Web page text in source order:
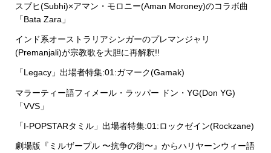
スブヒ(Subhi)×アマン・モロニー(Aman Moroney)のコラボ曲
「Bata Zara」
インド系オーストラリアシンガーのプレマンジャリ
(Premanjali)が宗教歌を大胆に再解釈!!
「Legacy」出場者特集:01:ガマーク(Gamak)
マラーティー語フィメール・ラッパー ドン・YG(Don YG)
「VVS」
「I-POPSTARタミル」出場者特集:01:ロックゼイン(Rockzane)
劇場版『ミルザープル 〜抗争の街〜』からハリヤーンウィー語